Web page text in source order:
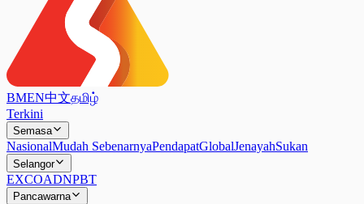
BMEN中文தமிழ்
Terkini
Semasa
NasionalMudah SebenarnyaPendapatGlobalJenayahSukan
Selangor
EXCOADNPBT
Pancawarna